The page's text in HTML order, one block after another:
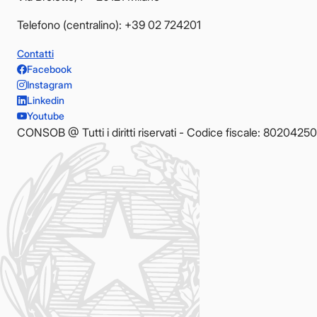
Telefono (centralino): +39 02 724201
Contatti
Facebook
Instagram
Linkedin
Youtube
CONSOB @ Tutti i diritti riservati - Codice fiscale: